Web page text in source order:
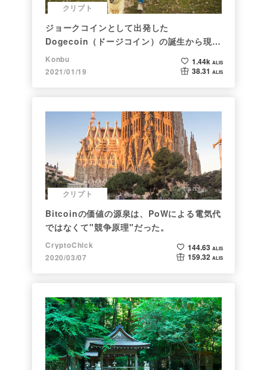
クリプト
ジョークコインとして出発した
Dogecoin（ドージコイン）の誕生から現在
まで。注目される非証券性🐶
Konbu
2021/01/19
1.44k ALIS
38.31 ALIS
クリプト
Bitcoinの価値の源泉は、PoWによる電気代
ではなくて"競争原理"だった。
CryptoChick
2020/03/07
144.63 ALIS
159.32 ALIS